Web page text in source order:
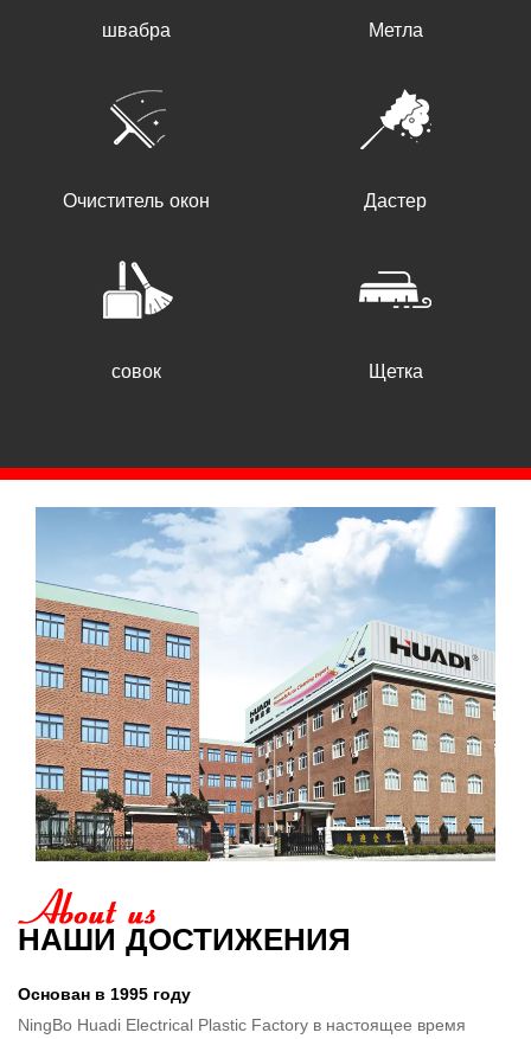
швабра Метла
Очиститель окон Дастер
совок Щетка
НАШИ ДОСТИЖЕНИЯ
Основан в 1995 году
NingBo Huadi Electrical Plastic Factory в настоящее время